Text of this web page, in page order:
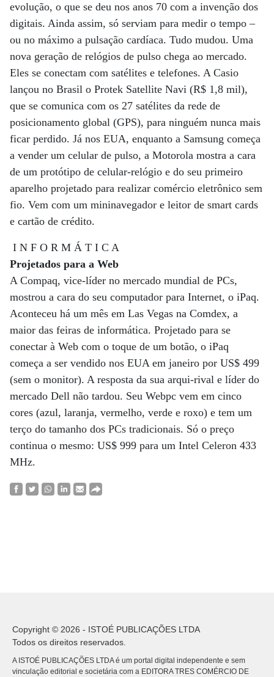
evolução, o que se deu nos anos 70 com a invenção dos
digitais. Ainda assim, só serviam para medir o tempo –
ou no máximo a pulsação cardíaca. Tudo mudou. Uma
nova geração de relógios de pulso chega ao mercado.
Eles se conectam com satélites e telefones. A Casio
lançou no Brasil o Protek Satellite Navi (R$ 1,8 mil),
que se comunica com os 27 satélites da rede de
posicionamento global (GPS), para ninguém nunca mais
ficar perdido. Já nos EUA, enquanto a Samsung começa
a vender um celular de pulso, a Motorola mostra a cara
de um protótipo de celular-relógio e do seu primeiro
aparelho projetado para realizar comércio eletrônico sem
fio. Vem com um mininavegador e leitor de smart cards
e cartão de crédito.
I N F O R M Á T I C A
Projetados para a Web
A Compaq, vice-líder no mercado mundial de PCs,
mostrou a cara do seu computador para Internet, o iPaq.
Aconteceu há um mês em Las Vegas na Comdex, a
maior das feiras de informática. Projetado para se
conectar à Web com o toque de um botão, o iPaq
começa a ser vendido nos EUA em janeiro por US$ 499
(sem o monitor). A resposta da sua arqui-rival e líder do
mercado Dell não tardou. Seu Webpc vem em cinco
cores (azul, laranja, vermelho, verde e roxo) e tem um
terço do tamanho dos PCs tradicionais. Só o preço
continua o mesmo: US$ 999 para um Intel Celeron 433
MHz.
Copyright © 2026 - ISTOÉ PUBLICAÇÕES LTDA
Todos os direitos reservados.
A ISTOÉ PUBLICAÇÕES LTDA é um portal digital independente e sem
vinculação editorial e societária com a EDITORA TRES COMÉRCIO DE